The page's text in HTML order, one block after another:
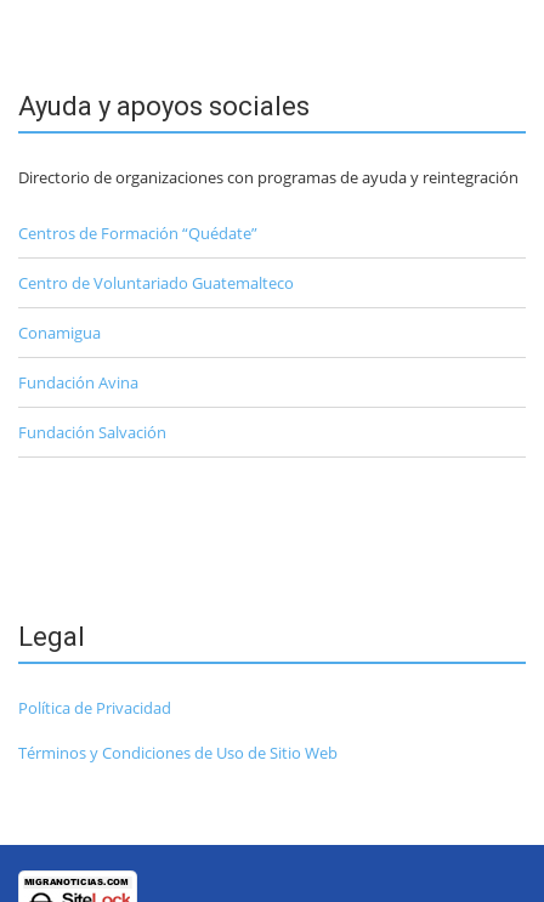
Ayuda y apoyos sociales
Directorio de organizaciones con programas de ayuda y reintegración
Centros de Formación “Quédate”
Centro de Voluntariado Guatemalteco
Conamigua
Fundación Avina
Fundación Salvación
Legal
Política de Privacidad
Términos y Condiciones de Uso de Sitio Web